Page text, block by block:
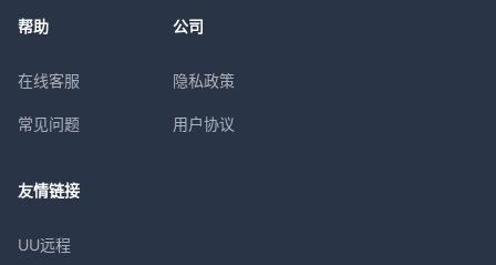
帮助
在线客服
常见问题
公司
隐私政策
用户协议
友情链接
UU远程